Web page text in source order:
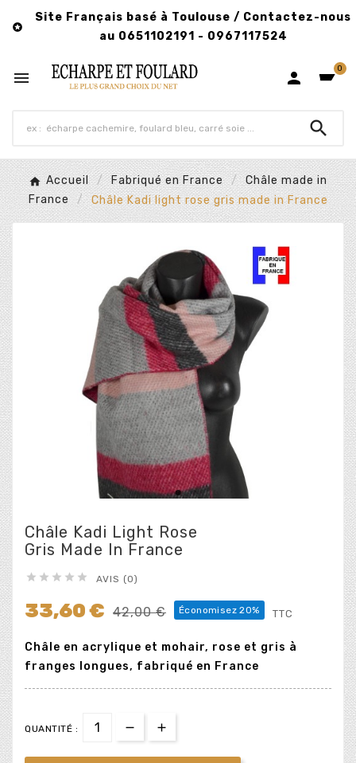

Site Français basé à Toulouse / Contactez-nous
au 0651102191 - 0967117524
  0

Accueil Fabriqué en France
Châle made in
France
Châle Kadi light rose gris made in France
Châle Kadi Light Rose
Gris Made In France
     AVIS (0)
33,60 € 42,00 € Économisez 20% TTC
Châle en acrylique et mohair, rose et gris à
franges longues, fabriqué en France
QUANTITÉ :